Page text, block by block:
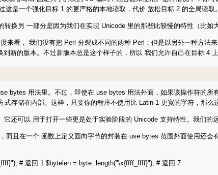
是一个强化目标 1 的更严格的本地读取，代价 放松目标 2 的全局读取。
换另 一部分是因为我们在实现 Unicode 里的那些比较慢的特性（比如
来看， 我们没有把 Perl 分裂成不同的两种 Perl；但是以另外一种方法
新的版本。不过新版本总是这个样子的，所以 我们允许自己在目标 4 上
bytes 用法里。不过，即使在 use bytes 用法外面，如果该操作符的
存储在内部。这样，只要你的程序不使用比 Latin-1 更宽的字符，那么
还可以 用于打开一些更是处于实验阶段的 Unicode 支持特性。我们的
且在一个 函数上定义面向字节的封装在 use bytes 范围外面使用还
# 返回 1 $bytelen = byte::length("\x{ffff_ffff}"); # 返回 7